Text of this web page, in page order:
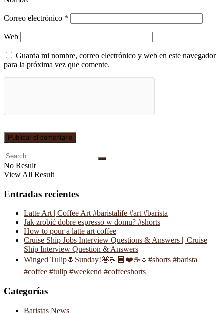
Correo electrónico *
Web
Guarda mi nombre, correo electrónico y web en este navegador
para la próxima vez que comente.
No Result
View All Result
Entradas recientes
Latte Art | Coffee Art #baristalife #art #barista
Jak zrobić dobre espresso w domu? #shorts
How to pour a latte art coffee
Cruise Ship Jobs Interview Questions & Answers || Cruise
Ship Interview Question & Answers
Winged Tulip🌷Sunday!🤩🫰🏼❤️☕️🌷#shorts #barista
#coffee #tulip #weekend #coffeeshorts
Categorías
Baristas News